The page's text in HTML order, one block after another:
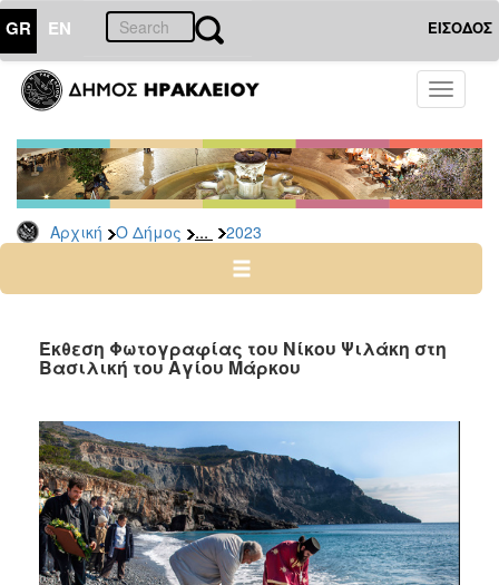
GR EN ΕΙΣΟΔΟΣ
Toggle
Αρχική Ο Δήμος ... 2023
ΔΗΜΟΣ
Δελτία
Τύπου
Αρχείο
2026
2024
2022
2020
2019
2018
2017
2016
Έκθεση Φωτογραφίας του Νίκου Ψιλάκη στη
Βασιλική του Αγίου Μάρκου